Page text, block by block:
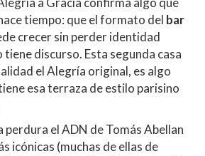
tiempo: que el formato del bar
crecer sin perder identidad
discurso. Esta segunda casa
el Alegría original, es algo
esa terraza de estilo parisino
perdura el ADN de Tomás Abellan
icónicas (muchas de ellas de